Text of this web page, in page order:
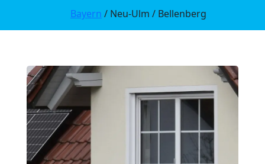
Bayern / Neu-Ulm / Bellenberg